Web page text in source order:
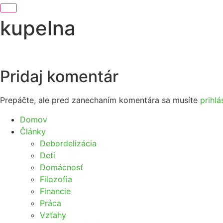
kupelna
Pridaj komentár
Prepáčte, ale pred zanechaním komentára sa musíte
Domov
Články
Debordelizácia
Deti
Domácnosť
Filozofia
Financie
Práca
Vzťahy